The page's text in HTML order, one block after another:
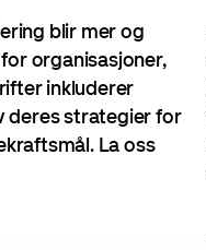
blir mer og
organisasjoner,
inkluderer
deres strategier for
La oss